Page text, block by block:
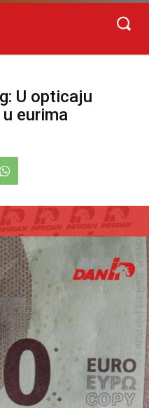
U opticaju
eurima